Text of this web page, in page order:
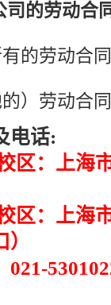
司的劳动合
的劳动合
的）劳动合
电话:
区：上海
区：上海
021-